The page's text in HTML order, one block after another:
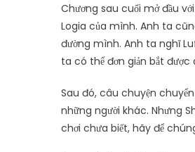
Chương sau cuối mở đầu
Logia của mình. Anh ta
đường mình. Anh ta nghĩ
ta có thể đơn giản bắt
Sau đó, câu chuyện
những người khác. Nhưng
chơi chưa biết, hãy để